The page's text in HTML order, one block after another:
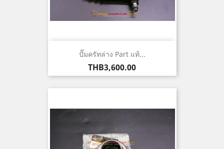
ปั๊มครัทล่าง Part แท้...
ราคา
THB3,600.00